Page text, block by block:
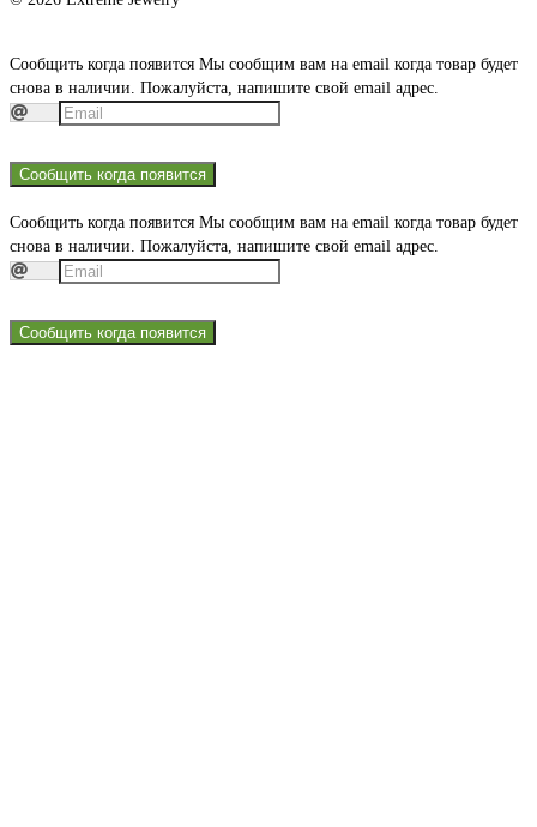
Сообщить когда появится Мы сообщим вам на email когда товар будет
снова в наличии. Пожалуйста, напишите свой email адрес.
Сообщить когда появится
Сообщить когда появится Мы сообщим вам на email когда товар будет
снова в наличии. Пожалуйста, напишите свой email адрес.
Сообщить когда появится